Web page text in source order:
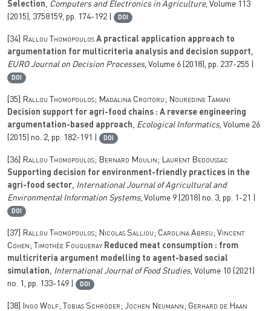
Selection, Computers and Electronics in Agriculture, Volume 113
(2015), 3758159, pp. 174-192 |
DOI
[34] Rallou Thomopoulos A practical application approach to
argumentation for multicriteria analysis and decision support,
EURO Journal on Decision Processes, Volume 6 (2018), pp. 237-255 |
DOI
[35]
Rallou Thomopoulos; Madalina Croitoru; Nouredine Tamani
Decision support for agri-food chains : A reverse engineering
argumentation-based approach, Ecological Informatics, Volume 26
(2015) no. 2, pp. 182-191 |
DOI
[36]
Rallou Thomopoulos; Bernard Moulin; Laurent Bedoussac
Supporting decision for environment-friendly practices in the
agri-food sector, International Journal of Agricultural and
Environmental Information Systems, Volume 9 (2018) no. 3, pp. 1-21 |
DOI
[37]
Rallou Thomopoulos; Nicolas Salliou; Carolina Abreu; Vincent
Cohen; Timothée Fouqueray Reduced meat consumption : from
multicriteria argument modelling to agent-based social
simulation, International Journal of Food Studies, Volume 10 (2021)
no. 1, pp. 133-149 |
DOI
[38]
Ingo Wolf; Tobias Schröder; Jochen Neumann; Gerhard de Haan